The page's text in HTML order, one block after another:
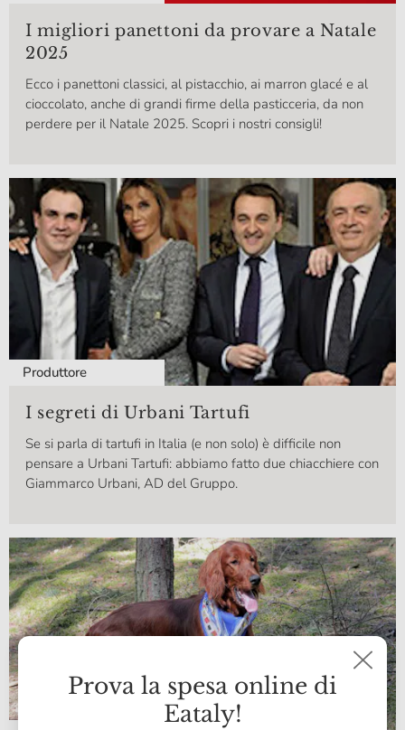
I migliori panettoni da provare a Natale
2025
Ecco i panettoni classici, al pistacchio, ai marron glacé e al
cioccolato, anche di grandi firme della pasticceria, da non
perdere per il Natale 2025. Scopri i nostri consigli!
Produttore
I segreti di Urbani Tartufi
Se si parla di tartufi in Italia (e non solo) è difficile non
pensare a Urbani Tartufi: abbiamo fatto due chiacchiere con
Giammarco Urbani, AD del Gruppo.
Prova la spesa online di
Eataly!